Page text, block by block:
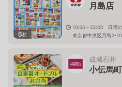
5枚
月島店
10:00～22:00 日曜
東京都中央区月島2-
成城石井
小伝馬